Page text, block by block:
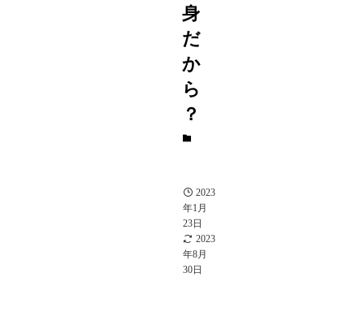
身
だ
か
ら
？
2023
年1月
23日
2023
年8月
30日